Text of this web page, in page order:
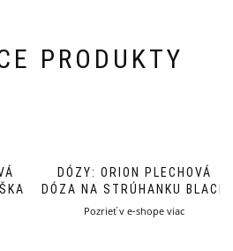
PRODUKTY
DÓZY: ORION PLECHOVÁ
DÓZA NA STRÚHANKU BLACK
Pozrieť v e-shope viac